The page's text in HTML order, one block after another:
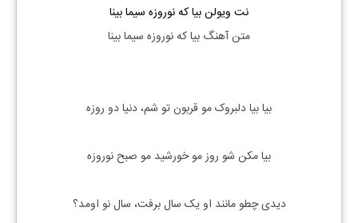
نت ویولن بیا که نوروزه سیما بینا
متن آهنگ بیا که نوروزه سیما بینا
بیا بیا دلبروک مو قربون تو شم، دنیا دو روزه
بیا مکن شو روز مو خورشید مو صبح نوروزه
دیدی چطو مانند او یک سال برفت، سال نو اومد؟